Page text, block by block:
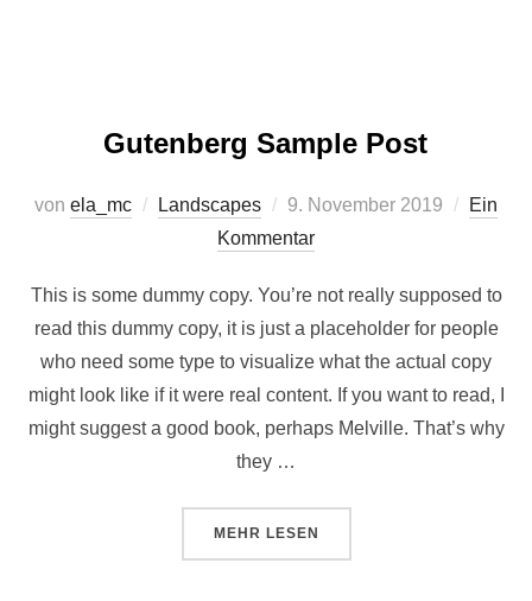
Gutenberg Sample Post
von ela_mc Landscapes
Veröffentlicht
am
9. November 2019
Ein
Kommentar
This is some dummy copy. You’re not really supposed to
read this dummy copy, it is just a placeholder for people
who need some type to visualize what the actual copy
might look like if it were real content. If you want to read, I
might suggest a good book, perhaps Melville. That’s why
they …
MEHR ÜBER „GUTENBERG SAMPLE
LESEN